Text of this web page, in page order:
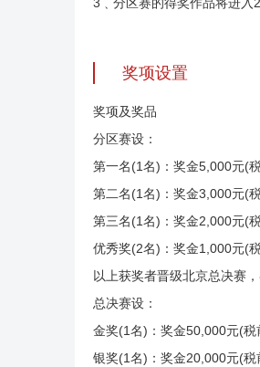
3﹑分区赛的得奖作品将进入
奖项设置
奖项及奖品
分区赛设：
第一名(1名)：奖金5,000元(
第二名(1名)：奖金3,000元(
第三名(1名)：奖金2,000元(
优秀奖(2名)：奖金1,000元(
以上获奖者晋级北京总决赛
总决赛设：
金奖(1名)：奖金50,000元(税
银奖(1名)：奖金20,000元(税